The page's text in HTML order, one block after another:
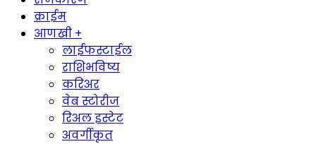
क्राईम
आणखी +
लाईफस्टाईल
राशिभविष्य
करिअर
वेब स्टोरीज
रिअल इस्टेट
अवर्गीकृत